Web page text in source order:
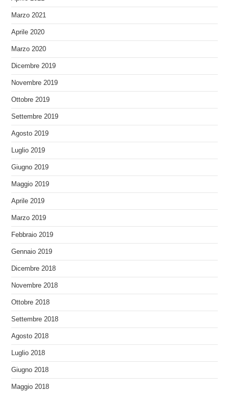
Marzo 2021
Aprile 2020
Marzo 2020
Dicembre 2019
Novembre 2019
Ottobre 2019
Settembre 2019
Agosto 2019
Luglio 2019
Giugno 2019
Maggio 2019
Aprile 2019
Marzo 2019
Febbraio 2019
Gennaio 2019
Dicembre 2018
Novembre 2018
Ottobre 2018
Settembre 2018
Agosto 2018
Luglio 2018
Giugno 2018
Maggio 2018